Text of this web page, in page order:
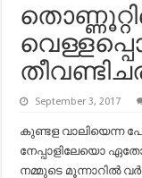
September 3, 2017
കുണ്ടള വാലിയെന്ന
നേപ്പാളിലേയൊ
നമ്മുടെ മൂന്നാറില്‍